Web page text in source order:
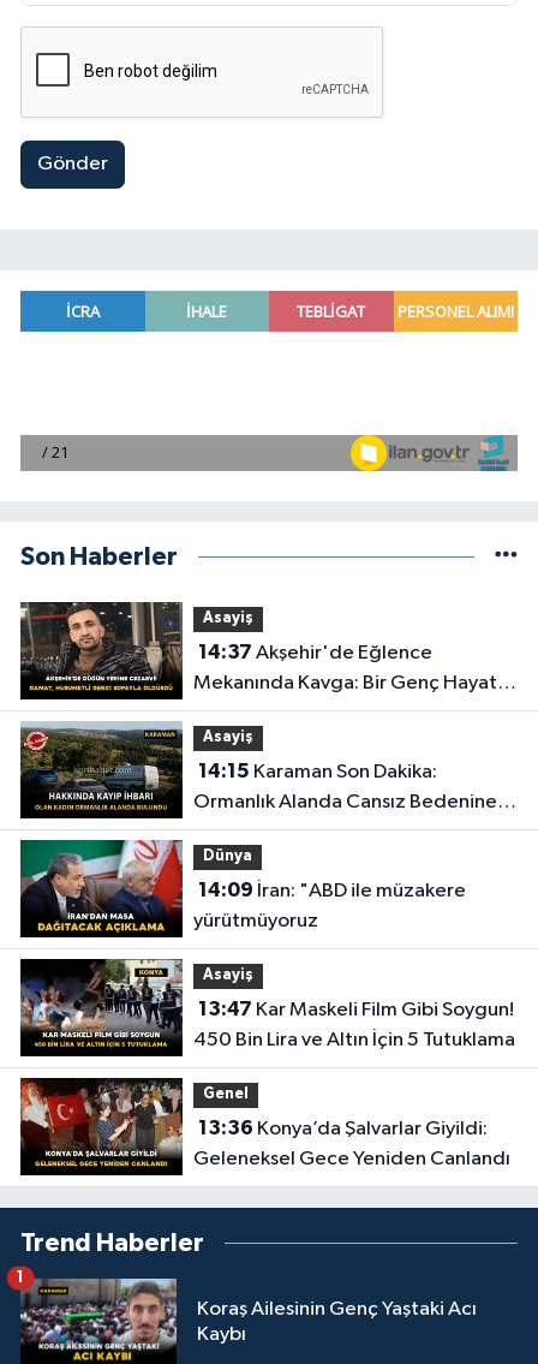
Gönder
Son Haberler
Asayiş
14:37
Mekanında Kavga: Bir Genç Hayatını
Kaybetti
Asayiş
14:15
Ormanlık Alanda Cansız Bedenine
Ulaşıldı
Dünya
14:09
yürütmüyoruz
Asayiş
13:47
450 Bin Lira ve Altın İçin 5 Tutuklama
Genel
13:36
Geleneksel Gece Yeniden Canlandı
Trend Haberler
Koraş Ailesinin Genç Yaştaki Acı
Kaybı
1